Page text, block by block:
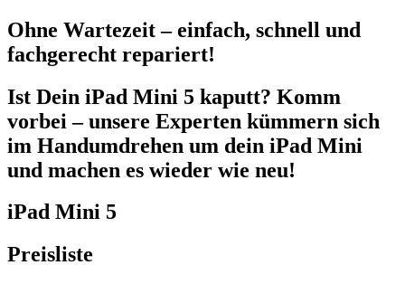
Ohne Wartezeit – einfach, schnell und
fachgerecht repariert!
Ist Dein iPad Mini 5 kaputt? Komm
vorbei – unsere Experten kümmern sich
im Handumdrehen um dein iPad Mini
und machen es wieder wie neu!
iPad Mini 5
Preisliste